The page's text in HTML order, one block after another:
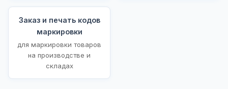
Заказ и печать кодов
маркировки
для маркировки товаров
на производстве и
складах